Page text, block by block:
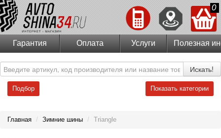
0
Гарантия Оплата Услуги Полезная
Искать!
Подбор Показать категории
Главная / Зимние шины / Triangle